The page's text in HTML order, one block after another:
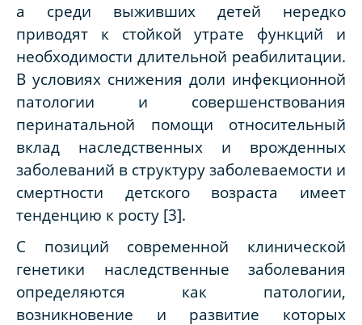
а среди выживших детей нередко
приводят к стойкой утрате функций и
необходимости длительной реабилитации.
В условиях снижения доли инфекционной
патологии и совершенствования
перинатальной помощи относительный
вклад наследственных и врожденных
заболеваний в структуру заболеваемости и
смертности детского возраста имеет
тенденцию к росту [3].
С позиций современной клинической
генетики наследственные заболевания
определяются как патологии,
возникновение и развитие которых